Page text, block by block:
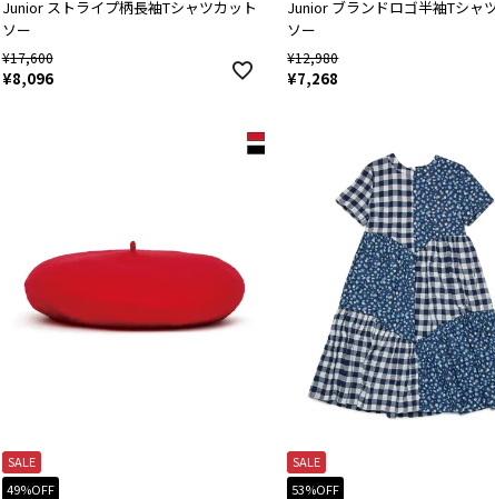
Junior ストライプ柄長袖Tシャツカット
ソー
¥17,600
¥8,096
Junior ブランドロゴ半袖Tシャ
ソー
¥12,980
¥7,268
SALE
49%OFF
SALE
53%OFF